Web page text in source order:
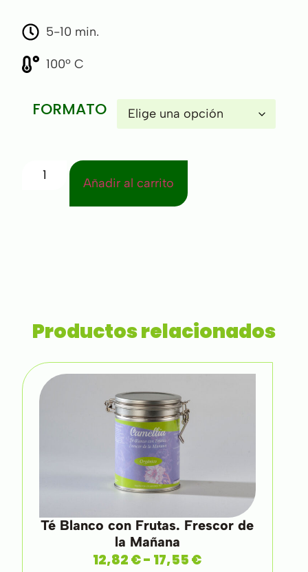
5-10 min.
100º C
FORMATO
Añadir al carrito
Productos relacionados
Té Blanco con Frutas. Frescor de
la Mañana
12,82€- 17,55€